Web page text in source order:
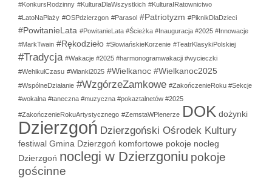
#KonkursRodzinny #KulturaDlaWszystkich #KulturaIRatownictwo
#LatoNaPlaży #OSPdzierzgon #Parasol #Patriotyzm #PiknikDlaDzieci
#PowitanieLata #PowitanieLata #Ścieżka #Inauguracja #2025 #Innowacje
#MarkTwain #Rękodzieło #SłowiańskieKorzenie #TeatrKlasykiPolskiej
#Tradycja #Wakacje #2025 #harmonogramwakacji #wycieczki
#WehikułCzasu #Wianki2025 #Wielkanoc #Wielkanoc2025
#WspólneDziałanie #WzgórzeZamkowe #ZakończenieRoku #Sekcje
#wokalna #taneczna #muzyczna #pokaztalnetów #2025
#ZakończenieRokuArtystycznego #ZemstaWPlenerze DOK dożynki
Dzierzgoń Dzierzgoński Ośrodek Kultury
festiwal Gmina Dzierzgoń komfortowe pokoje nocleg
Dzierzgoń noclegi w Dzierzgoniu pokoje
gościnne